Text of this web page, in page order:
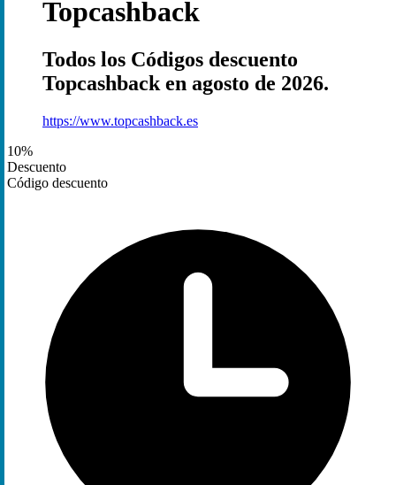
Topcashback
Todos los Códigos descuento
Topcashback en agosto de 2026.
https://www.topcashback.es
10%
Descuento
Código descuento